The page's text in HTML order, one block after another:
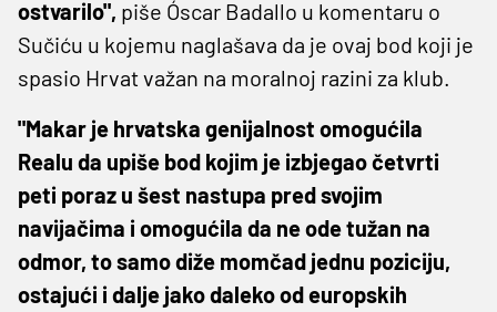
ostvarilo", piše Óscar Badallo u komentaru o
Sučiću u kojemu naglašava da je ovaj bod koji je
spasio Hrvat važan na moralnoj razini za klub.
"Makar je hrvatska genijalnost omogućila
Realu da upiše bod kojim je izbjegao četvrti
peti poraz u šest nastupa pred svojim
navijačima i omogućila da ne ode tužan na
odmor, to samo diže momčad jednu poziciju,
ostajući i dalje jako daleko od europskih